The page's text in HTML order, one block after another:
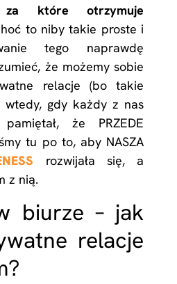
które otrzymuje
to niby takie proste i
tego naprawdę
że możemy sobie
relacje (bo takie
wtedy, gdy każdy z nas
że PRZEDE
tu po to, aby NASZA
rozwijała się, a
z nią.
biurze – jak
relacje